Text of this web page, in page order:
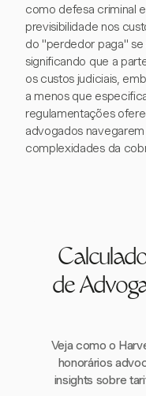
como defesa criminal
previsibilidade nos
do "perdedor paga" se
significando que a
os custos judiciais,
a menos que
regulamentações
advogados
complexidades da
de
Veja como o
honorários
insights sobre